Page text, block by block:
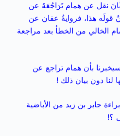
نقل عن همام تَرَاجُعَهُ عن
قولَه هذا، فروايةُ عفان عن
الخالي من الخطأ بعد مراجعة
بأن همام تراجع عن
لنا دون بيان ذلك !
جابر بن زيد من الأباضية
؟!